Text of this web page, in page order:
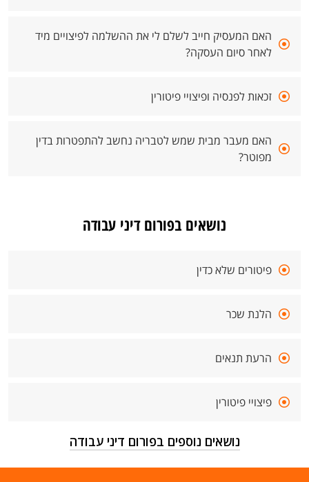
האם המעסיק חייב לשלם לי את ההשלמה לפיצויים מיד
לאחר סיום העסקה?
זכאות לפנסיה ופיצויי פיטורין
האם מעבר מבית שמש לטבריה נחשב להתפטרות בדין
מפוטר?
נושאים בפורום דיני עבודה
פיטורים שלא כדין
הלנת שכר
הרעת תנאים
פיצויי פיטורין
נושאים נוספים בפורום דיני עבודה